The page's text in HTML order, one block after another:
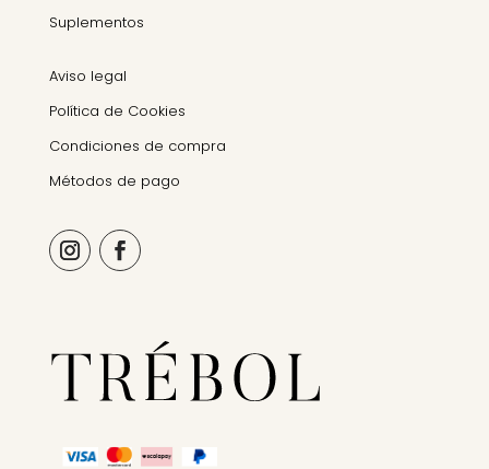
Suplementos
Aviso legal
Política de Cookies
Condiciones de compra
Métodos de pago